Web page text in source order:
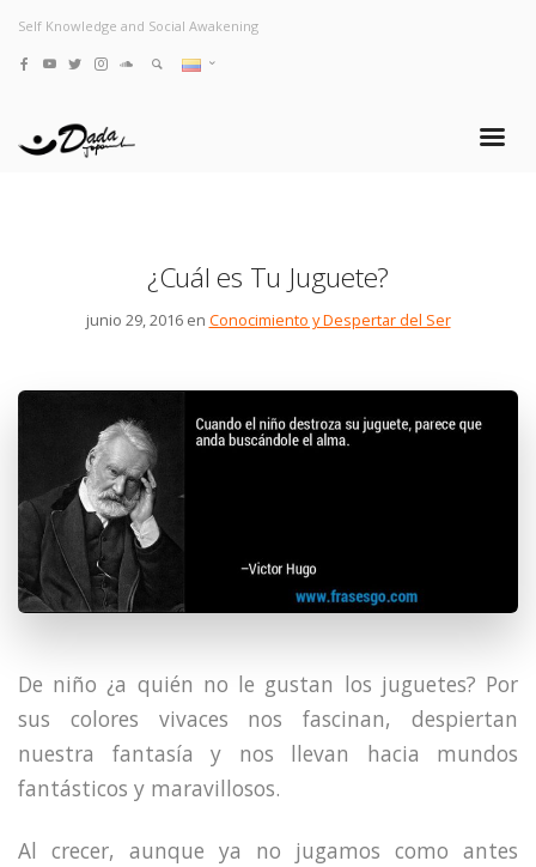
Self Knowledge and Social Awakening
¿Cuál es Tu Juguete?
junio 29, 2016 en Conocimiento y Despertar del Ser
De niño ¿a quién no le gustan los juguetes? Por
sus colores vivaces nos fascinan, despiertan
nuestra fantasía y nos llevan hacia mundos
fantásticos y maravillosos.
Al crecer, aunque ya no jugamos como antes